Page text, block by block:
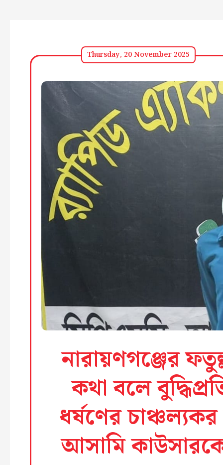
Thursday, 20 November 2025
নারায়ণগঞ্জের
কথা বলে
ধর্ষণের
আসামি কাউসারকে